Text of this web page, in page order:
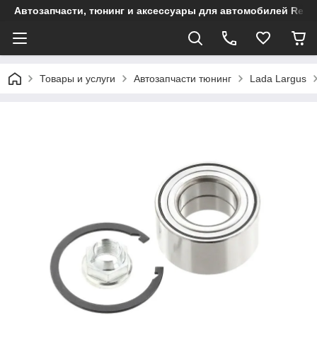
Автозапчасти, тюнинг и аксессуары для автомобилей
Товары и услуги Автозапчасти тюнинг Lada Largus